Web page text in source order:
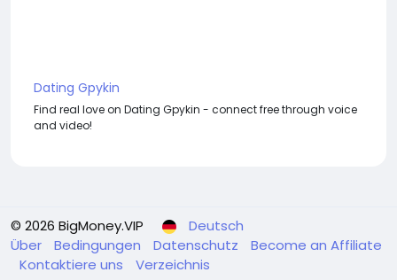
Dating Gpykin
Find real love on Dating Gpykin - connect free through voice
and video!
© 2026 BigMoney.VIP
Deutsch
Über
Bedingungen Datenschutz
Become an Affiliate
Kontaktiere uns
Verzeichnis